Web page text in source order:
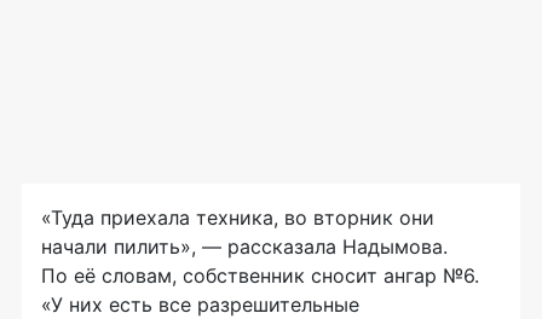
«Туда приехала техника, во вторник они
начали пилить», — рассказала Надымова.
По её словам, собственник сносит ангар №6.
«У них есть все разрешительные